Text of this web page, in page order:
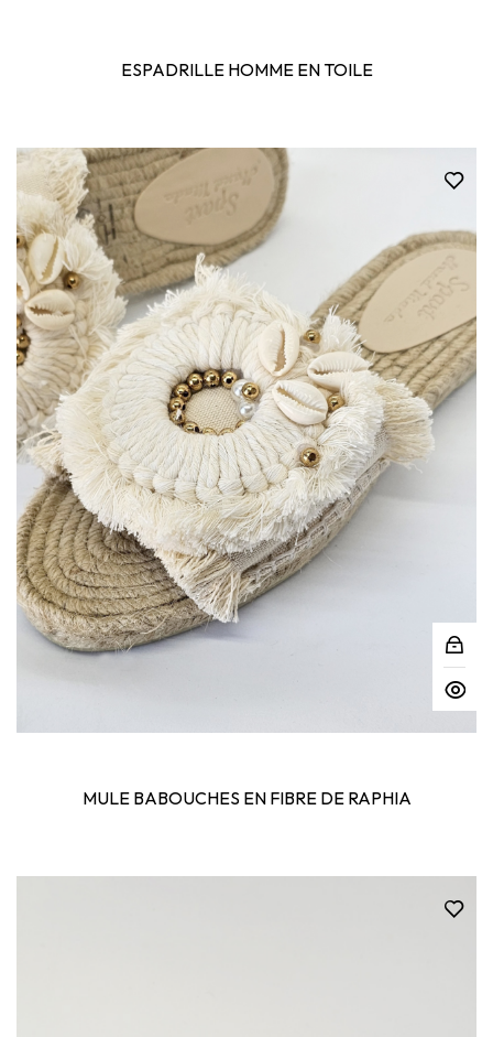
ESPADRILLE HOMME EN TOILE
MULE BABOUCHES EN FIBRE DE RAPHIA